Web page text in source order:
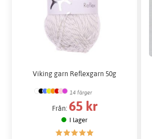
Viking garn Reflexgarn 50g
14 färger
Från: 65 kr
I lager